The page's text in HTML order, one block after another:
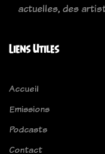
actuelles, des
Liens Utiles
Accueil
Emissions
Podcasts
Contact